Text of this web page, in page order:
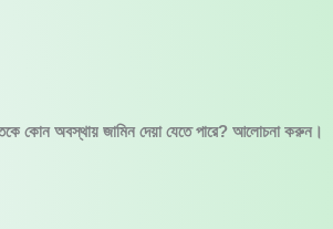
কোন অবস্থায় জামিন দেয়া যেতে পারে? আলোচনা করুন।